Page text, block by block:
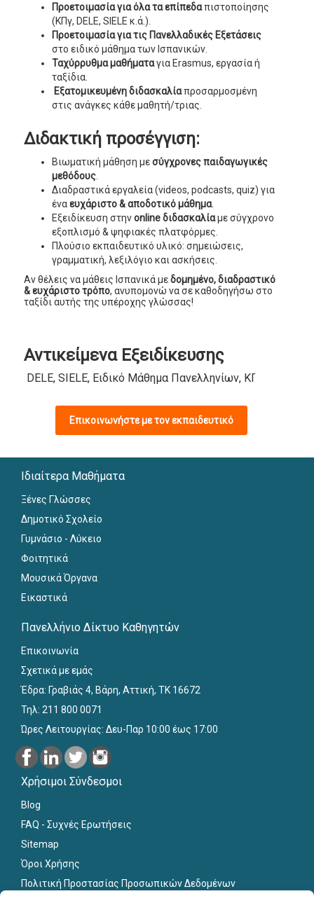
Προετοιμασία για όλα τα επίπεδαπιστοποίησης
(ΚΠγ, DELE, SIELE κ.ά.).
Προετοιμασία για τις Πανελλαδικές Εξετάσεις
στο ειδικό μάθημα των Ισπανικών.
Ταχύρρυθμα μαθήματαγια Erasmus, εργασία ή
ταξίδια.
Εξατομικευμένη διδασκαλίαπροσαρμοσμένη
στις ανάγκες κάθε μαθητή/τριας.
Διδακτική προσέγγιση:
Βιωματική μάθηση μεσύγχρονες παιδαγωγικές
μεθόδους
Διαδραστικά εργαλεία (videos, podcasts, quiz) για
έναευχάριστο & αποδοτικό μάθημα.
Εξειδίκευση στηνonline διδασκαλίαμε σύγχρονο
εξοπλισμό & ψηφιακές πλατφόρμες.
Πλούσιο εκπαιδευτικό υλικό: σημειώσεις,
γραμματική, λεξιλόγιο και ασκήσεις.
Αν θέλεις να μάθεις Ισπανικά μεδομημένο, διαδραστικό
& ευχάριστο τρόπο, ανυπομονώ να σε καθοδηγήσω στο
ταξίδι αυτής της υπέροχης γλώσσας!
Αντικείμενα Εξειδίκευσης
DELE, SIELE, Ειδικό Μάθημα Πανελληνίων, ΚΠΓ
Επικοινωνήστε με τον εκπαιδευτικό
Ιδιαίτερα Μαθήματα
Ξένες Γλώσσες
Δημοτικό Σχολείο
Γυμνάσιο - Λύκειο
Φοιτητικά
Μουσικά Όργανα
Εικαστικά
Πανελλήνιο Δίκτυο Καθηγητών
Επικοινωνία
Σχετικά με εμάς
Έδρα: Γραβιάς 4, Βάρη, Αττική, ΤΚ 16672
Τηλ: 211 800 0071
Ώρες Λειτουργίας: Δευ-Παρ 10:00 έως 17:00
Χρήσιμοι Σύνδεσμοι
Blog
FAQ - Συχνές Ερωτήσεις
Sitemap
Όροι Χρήσης
Πολιτική Προστασίας Προσωπικών Δεδομένων